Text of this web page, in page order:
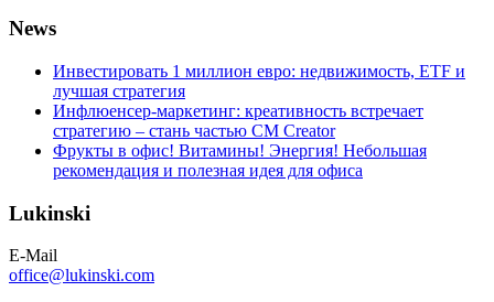
News
Инвестировать 1 миллион евро: недвижимость, ETF и
лучшая стратегия
Инфлюенсер-маркетинг: креативность встречает
стратегию – стань частью CM Creator
Фрукты в офис! Витамины! Энергия! Небольшая
рекомендация и полезная идея для офиса
Lukinski
E-Mail
office@lukinski.com